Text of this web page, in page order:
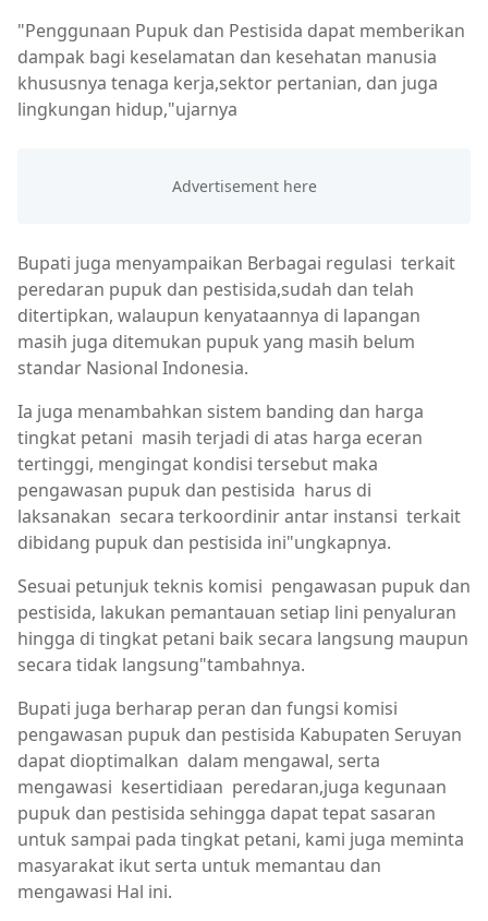
"Penggunaan Pupuk dan Pestisida dapat memberikan
dampak bagi keselamatan dan kesehatan manusia
khususnya tenaga kerja,sektor pertanian, dan juga
lingkungan hidup,"ujarnya
Bupati juga menyampaikan Berbagai regulasi terkait
peredaran pupuk dan pestisida,sudah dan telah
ditertipkan, walaupun kenyataannya di lapangan
masih juga ditemukan pupuk yang masih belum
standar Nasional Indonesia.
Ia juga menambahkan sistem banding dan harga
tingkat petani masih terjadi di atas harga eceran
tertinggi, mengingat kondisi tersebut maka
pengawasan pupuk dan pestisida harus di
laksanakan secara terkoordinir antar instansi terkait
dibidang pupuk dan pestisida ini"ungkapnya.
Sesuai petunjuk teknis komisi pengawasan pupuk dan
pestisida, lakukan pemantauan setiap lini penyaluran
hingga di tingkat petani baik secara langsung maupun
secara tidak langsung"tambahnya.
Bupati juga berharap peran dan fungsi komisi
pengawasan pupuk dan pestisida Kabupaten Seruyan
dapat dioptimalkan dalam mengawal, serta
mengawasi kesertidiaan peredaran,juga kegunaan
pupuk dan pestisida sehingga dapat tepat sasaran
untuk sampai pada tingkat petani, kami juga meminta
masyarakat ikut serta untuk memantau dan
mengawasi Hal ini.